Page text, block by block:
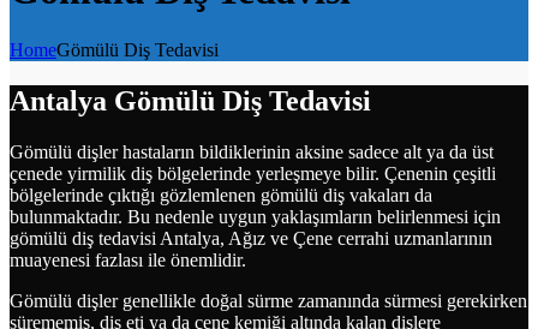
HomeGömülü Diş Tedavisi
Antalya Gömülü Diş Tedavisi
Gömülü dişler hastaların bildiklerinin aksine sadece alt ya da üst
çenede yirmilik diş bölgelerinde yerleşmeye bilir. Çenenin çeşitli
bölgelerinde çıktığı gözlemlenen gömülü diş vakaları da
bulunmaktadır. Bu nedenle uygun yaklaşımların belirlenmesi için
gömülü diş tedavisi Antalya, Ağız ve Çene cerrahi uzmanlarının
muayenesi fazlası ile önemlidir.
Gömülü dişler genellikle doğal sürme zamanında sürmesi gerekirken
sürememiş, diş eti ya da çene kemiği altında kalan dişlere